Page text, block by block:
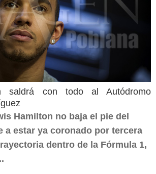
saldrá con todo al Autódromo
Hamilton no baja el pie del
a estar ya coronado por tercera
dentro de la Fórmula 1,